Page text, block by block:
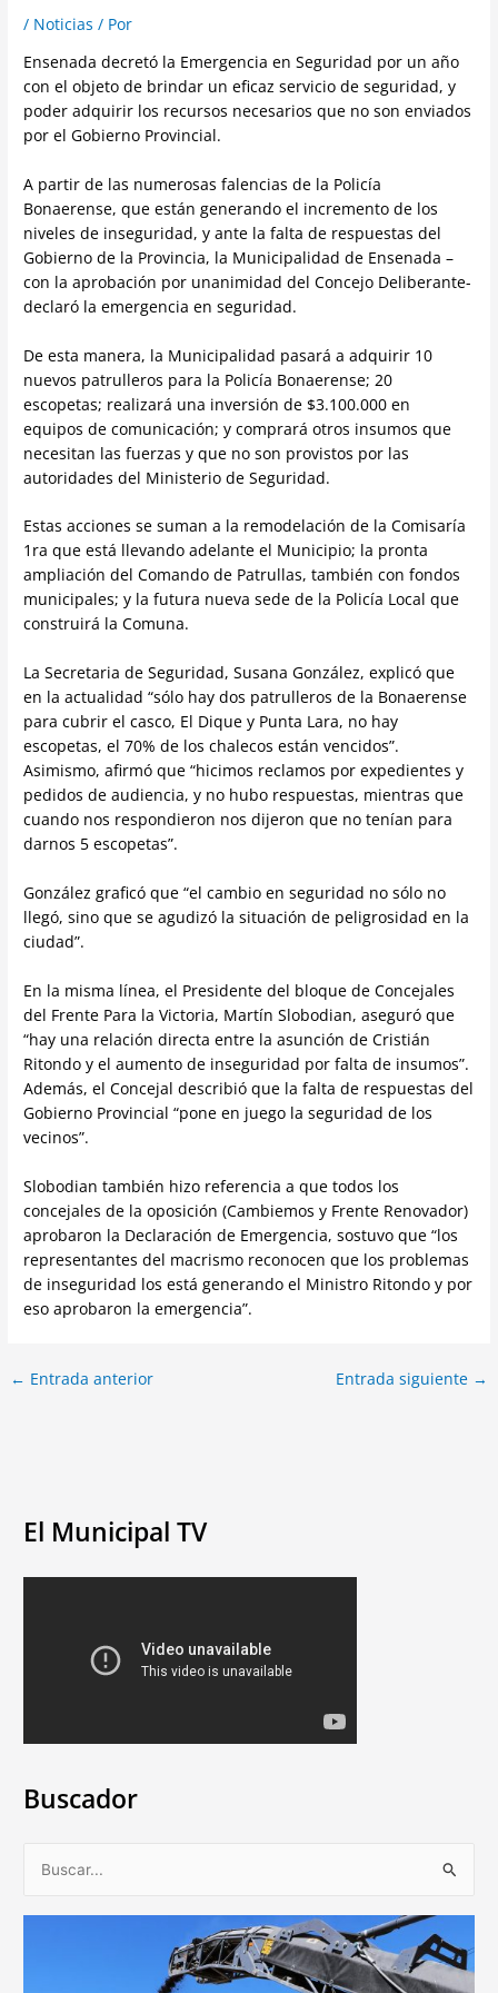
/ Noticias / Por
Ensenada decretó la Emergencia en Seguridad por un año
con el objeto de brindar un eficaz servicio de seguridad, y
poder adquirir los recursos necesarios que no son enviados
por el Gobierno Provincial.
A partir de las numerosas falencias de la Policía
Bonaerense, que están generando el incremento de los
niveles de inseguridad, y ante la falta de respuestas del
Gobierno de la Provincia, la Municipalidad de Ensenada –
con la aprobación por unanimidad del Concejo Deliberante-
declaró la emergencia en seguridad.
De esta manera, la Municipalidad pasará a adquirir 10
nuevos patrulleros para la Policía Bonaerense; 20
escopetas; realizará una inversión de $3.100.000 en
equipos de comunicación; y comprará otros insumos que
necesitan las fuerzas y que no son provistos por las
autoridades del Ministerio de Seguridad.
Estas acciones se suman a la remodelación de la Comisaría
1ra que está llevando adelante el Municipio; la pronta
ampliación del Comando de Patrullas, también con fondos
municipales; y la futura nueva sede de la Policía Local que
construirá la Comuna.
La Secretaria de Seguridad, Susana González, explicó que
en la actualidad “sólo hay dos patrulleros de la Bonaerense
para cubrir el casco, El Dique y Punta Lara, no hay
escopetas, el 70% de los chalecos están vencidos”.
Asimismo, afirmó que “hicimos reclamos por expedientes y
pedidos de audiencia, y no hubo respuestas, mientras que
cuando nos respondieron nos dijeron que no tenían para
darnos 5 escopetas”.
González graficó que “el cambio en seguridad no sólo no
llegó, sino que se agudizó la situación de peligrosidad en la
ciudad”.
En la misma línea, el Presidente del bloque de Concejales
del Frente Para la Victoria, Martín Slobodian, aseguró que
“hay una relación directa entre la asunción de Cristián
Ritondo y el aumento de inseguridad por falta de insumos”.
Además, el Concejal describió que la falta de respuestas del
Gobierno Provincial “pone en juego la seguridad de los
vecinos”.
Slobodian también hizo referencia a que todos los
concejales de la oposición (Cambiemos y Frente Renovador)
aprobaron la Declaración de Emergencia, sostuvo que “los
representantes del macrismo reconocen que los problemas
de inseguridad los está generando el Ministro Ritondo y por
eso aprobaron la emergencia”.
← Entrada anterior Entrada siguiente →
El Municipal TV
Buscador